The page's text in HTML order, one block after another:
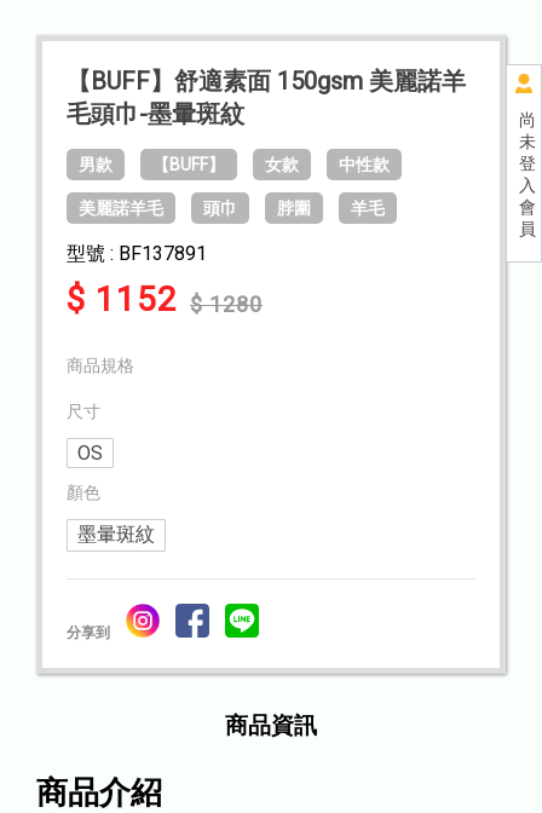
尚
未
登
入
會
員
【BUFF】舒適素面 150gsm 美麗諾羊
毛頭巾-墨暈斑紋
男款 【BUFF】 女款 中性款
美麗諾羊毛 頭巾 脖圍 羊毛
型號 : BF137891
$ 1152 $ 1280
商品規格
尺寸
OS
顏色
墨暈斑紋
分享到
商品資訊
商品介紹